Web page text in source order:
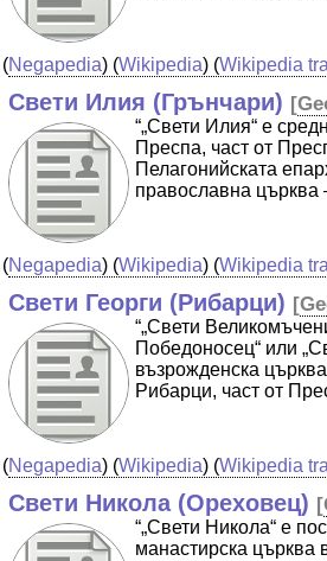
(Negapedia) (Wikipedia) (Wikipedia
Свети Илия (Грънчари) [
“„Свети Илия“ е
Преспа, част от
Пелагонийската
православна църква
(Negapedia) (Wikipedia) (Wikipedia
Свети Георги (Рибарци) [
“„Свети
Победоносец“ или
възрожденска
Рибарци, част от
(Negapedia) (Wikipedia) (Wikipedia
Свети Никола (Ореховец) [
“„Свети Никола“ е
манастирска църква